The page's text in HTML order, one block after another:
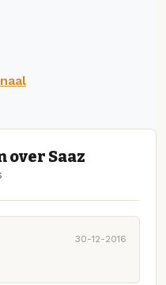
over Saaz
30-12-2016